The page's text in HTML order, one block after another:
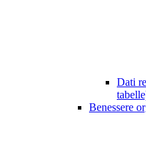
Dati
Benessere